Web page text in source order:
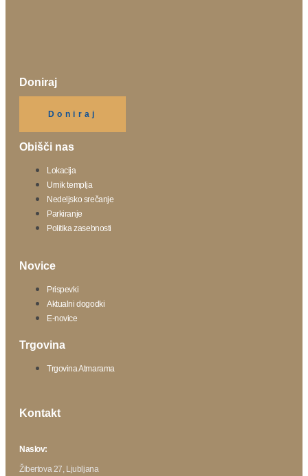
Doniraj
Doniraj
Obišči nas
Lokacija
Urnik templja
Nedeljsko srečanje
Parkiranje
Politika zasebnosti
Novice
Prispevki
Aktualni dogodki
E-novice
Trgovina
Trgovina Atmarama
Kontakt
Naslov:
Žibertova 27, Ljubljana